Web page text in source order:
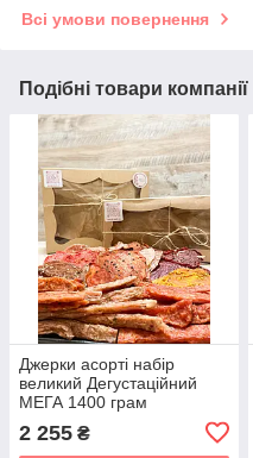
Всі умови повернення
Подібні товари компанії
Джерки асорті набір
великий Дегустаційний
МЕГА 1400 грам
2 255 ₴